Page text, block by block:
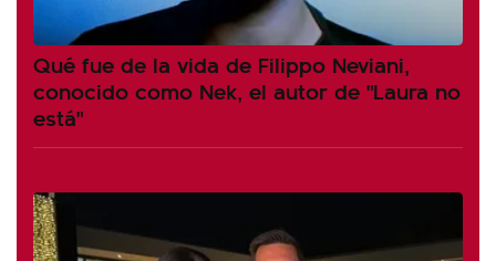
Qué fue de la vida de Filippo Neviani,
conocido como Nek, el autor de "Laura no
está"